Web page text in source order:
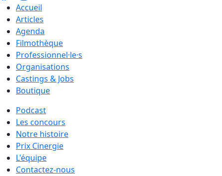
Accueil
Articles
Agenda
Filmothèque
Professionnel·le·s
Organisations
Castings & Jobs
Boutique
Podcast
Les concours
Notre histoire
Prix Cinergie
L'équipe
Contactez-nous